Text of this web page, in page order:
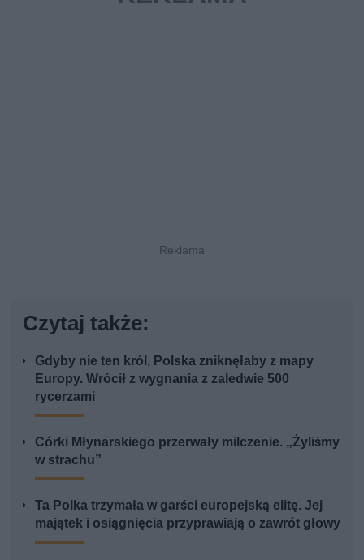
Czytaj także:
Gdyby nie ten król, Polska zniknęłaby z mapy
Europy. Wrócił z wygnania z zaledwie 500
rycerzami
Córki Młynarskiego przerwały milczenie. „Żyliśmy
w strachu”
Ta Polka trzymała w garści europejską elitę. Jej
majątek i osiągnięcia przyprawiają o zawrót głowy